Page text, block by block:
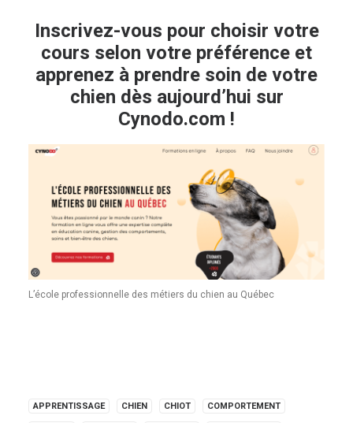
Inscrivez-vous pour choisir votre
cours selon votre préférence et
apprenez à prendre soin de votre
chien dès aujourd’hui sur
Cynodo.com !
L’école professionnelle des métiers du chien au Québec
APPRENTISSAGE CHIEN CHIOT COMPORTEMENT